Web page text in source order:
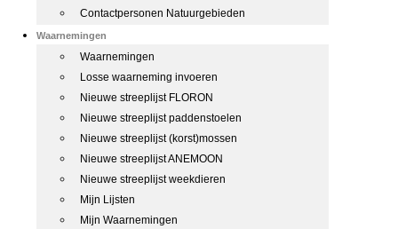
Contactpersonen Natuurgebieden
Waarnemingen
Waarnemingen
Losse waarneming invoeren
Nieuwe streeplijst FLORON
Nieuwe streeplijst paddenstoelen
Nieuwe streeplijst (korst)mossen
Nieuwe streeplijst ANEMOON
Nieuwe streeplijst weekdieren
Mijn Lijsten
Mijn Waarnemingen